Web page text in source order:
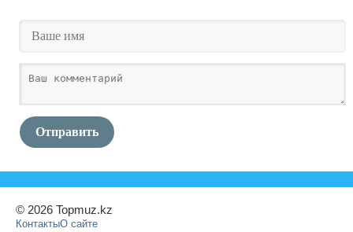
Отправить
© 2026 Topmuz.kz
КонтактыО сайте